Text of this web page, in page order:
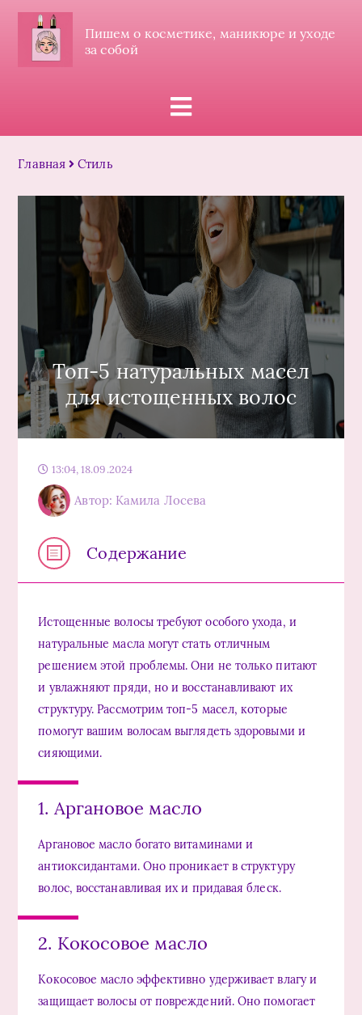
Пишем о косметике, маникюре и уходе
за собой
Главная Стиль
Топ-5 натуральных масел
для истощенных волос
13:04, 18.09.2024
Автор: Камила Лосева
Содержание
Истощенные волосы требуют особого ухода, и
натуральные масла могут стать отличным
решением этой проблемы. Они не только питают
и увлажняют пряди, но и восстанавливают их
структуру. Рассмотрим топ-5 масел, которые
помогут вашим волосам выглядеть здоровыми и
сияющими.
1. Аргановое масло
Аргановое масло богато витаминами и
антиоксидантами. Оно проникает в структуру
волос, восстанавливая их и придавая блеск.
2. Кокосовое масло
Кокосовое масло эффективно удерживает влагу и
защищает волосы от повреждений. Оно помогает